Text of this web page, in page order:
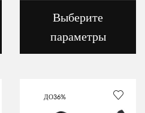
Выберите
параметры
ДО36%